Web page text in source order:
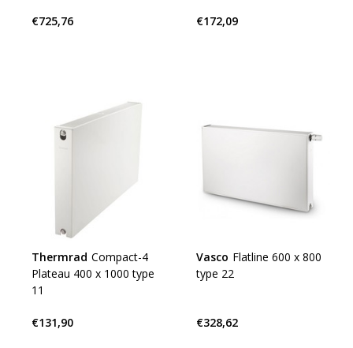
€725,76 €172,09
Thermrad Compact-4
Plateau 400 x 1000 type
11
€131,90
Vasco Flatline 600 x 800
type 22
€328,62